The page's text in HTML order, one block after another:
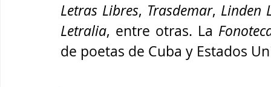
Letras Libres, Trasdemar, Linden
Letralia, entre otras. La
de poetas de Cuba y Estados